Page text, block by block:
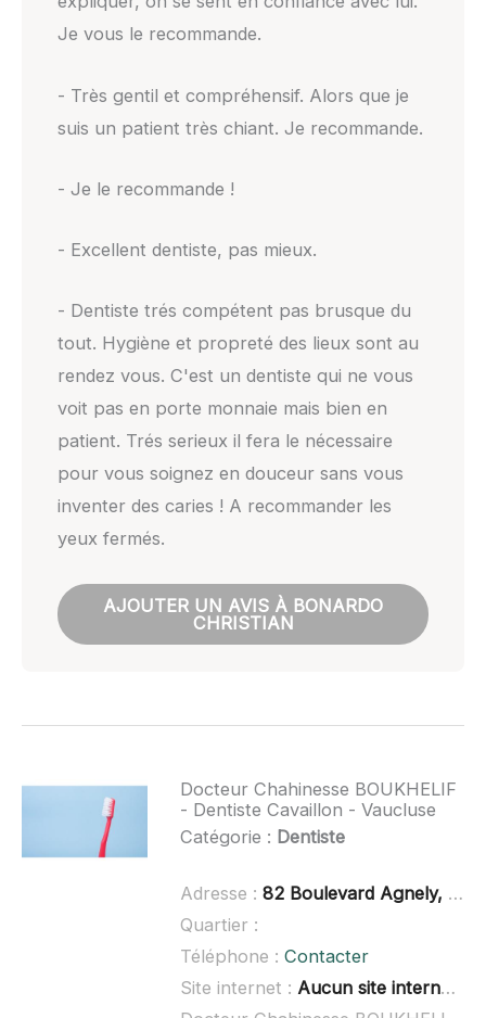
Je vous le recommande.
- Très gentil et compréhensif. Alors que je
suis un patient très chiant. Je recommande.
- Je le recommande !
- Excellent dentiste, pas mieux.
- Dentiste trés compétent pas brusque du
tout. Hygiène et propreté des lieux sont au
rendez vous. C'est un dentiste qui ne vous
voit pas en porte monnaie mais bien en
patient. Trés serieux il fera le nécessaire
pour vous soignez en douceur sans vous
inventer des caries ! A recommander les
yeux fermés.
AJOUTER UN AVIS À BONARDO
CHRISTIAN
Docteur Chahinesse BOUKHELIF
- Dentiste Cavaillon - Vaucluse
Catégorie : Dentiste
Adresse : 82 Boulevard Agnely, 84300 Cavaillon
Quartier :
Téléphone : Contacter
Site internet : Aucun site internet connu